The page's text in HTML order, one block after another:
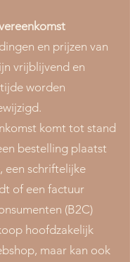
en prijzen van
vrijblijvend en
worden
komt tot stand
bestelling plaatst
een schriftelijke
of een factuur
(B2C)
hoofdzakelijk
maar kan ook